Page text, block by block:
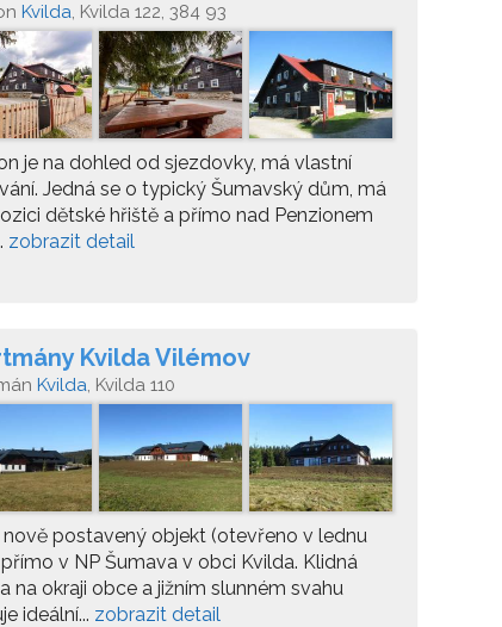
Kvilda, Kvilda 122, 384 93
je na dohled od sjezdovky, má vlastní
Jedná se o typický Šumavský dům, má
dětské hřiště a přímo nad Penzionem
zobrazit detail
Kvilda Vilémov
Kvilda, Kvilda 110
nově postavený objekt (otevřeno v lednu
přímo v NP Šumava v obci Kvilda. Klidná
na okraji obce a jižním slunném svahu
ideální... zobrazit detail